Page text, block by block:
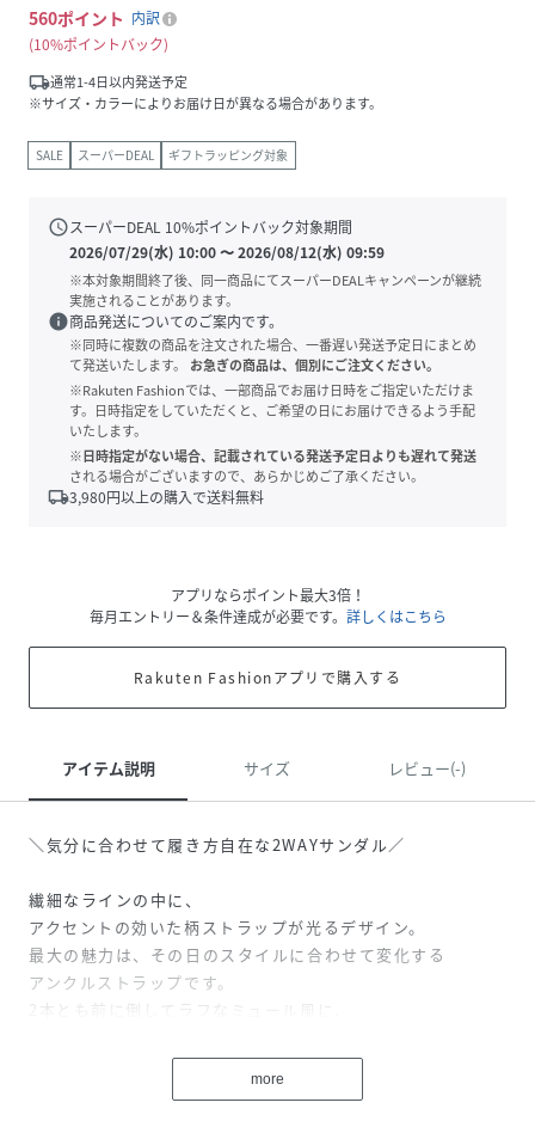
560ポイント 内訳
10%ポイントバック
local_shipping通常1-4日以内発送予定
※サイズ・カラーによりお届け日が異なる場合があります。
SALE スーパーDEAL ギフトラッピング対象
scheduleスーパーDEAL 10%ポイントバック対象期間
2026/07/29(水) 10:00〜2026/08/12(水) 09:59
※本対象期間終了後、同一商品にてスーパーDEALキャンペーンが継続
実施されることがあります。
info商品発送についてのご案内です。
※同時に複数の商品を注文された場合、一番遅い発送予定日にまとめ
て発送いたします。
お急ぎの商品は、個別にご注文ください。
※Rakuten Fashionでは、一部商品でお届け日時をご指定いただけま
す。日時指定をしていただくと、ご希望の日にお届けできるよう手配
いたします。
※日時指定がない場合、記載されている発送予定日よりも遅れて発送
される場合がございますので、あらかじめご了承ください。
local_shipping3,980円以上の購入で送料無料
アプリならポイント最大3倍！
毎月エントリー＆条件達成が必要です。 詳しくはこちら
Rakuten Fashionアプリで購入する
アイテム説明 サイズ レビュー(-)
＼気分に合わせて履き方自在な2WAYサンダル／
繊細なラインの中に、
アクセントの効いた柄ストラップが光るデザイン。
最大の魅力は、その日のスタイルに合わせて変化する
アンクルストラップです。
2本とも前に倒してラフなミュール風に、
気分やシーンに合わせた自分らしい履きこなしを楽しめま
more